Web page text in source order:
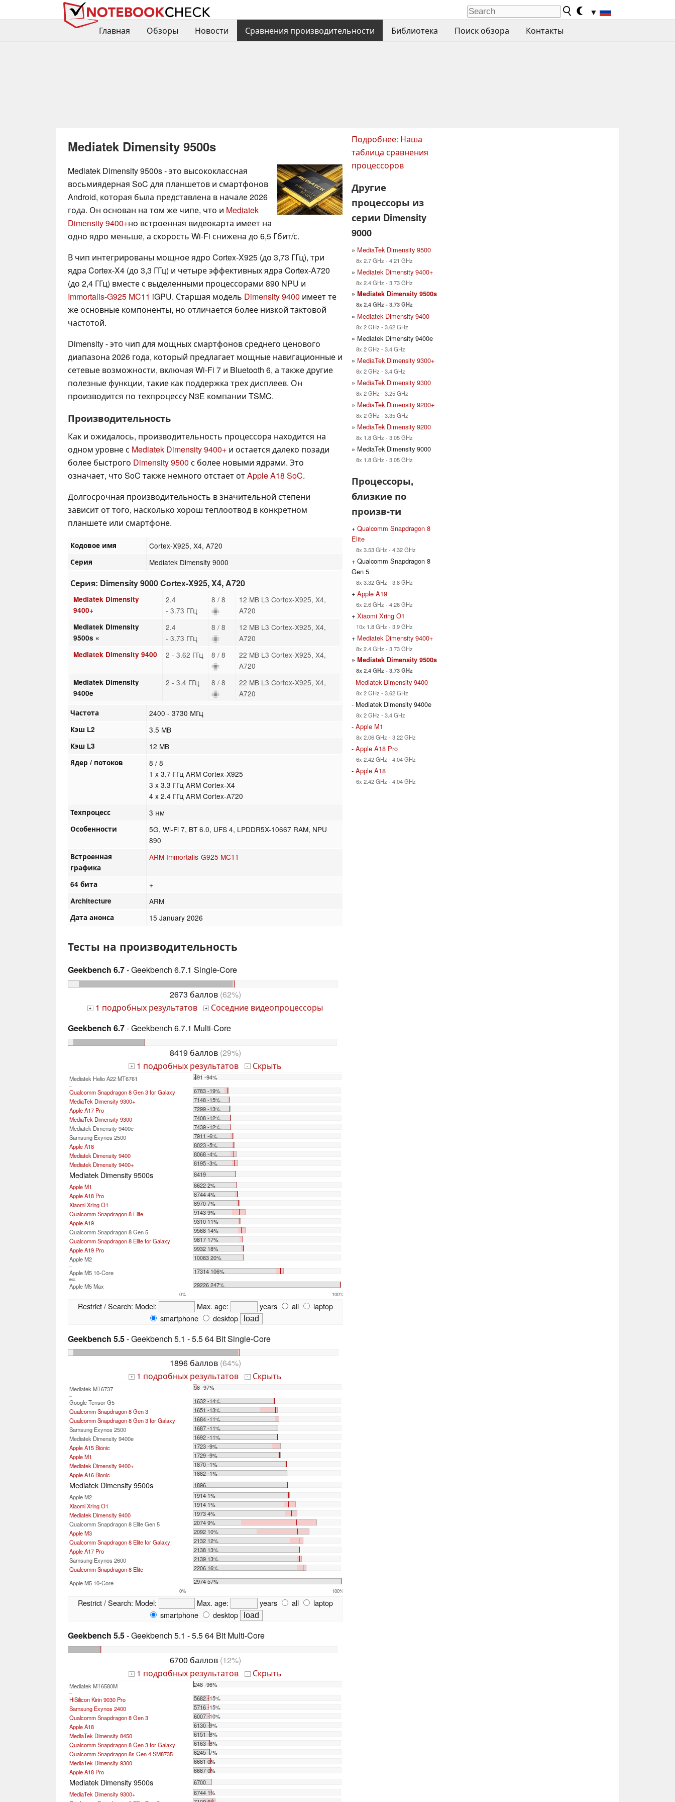
▼
Главная
Обзоры Новости Сравнения производительности Библиотека Поиск обзора Контакты
Mediatek Dimensity 9500s
Mediatek Dimensity 9500s - это высококлассная
восьмиядерная SoC для планшетов и смартфонов
Android, которая была представлена в начале 2026
года. Он основан на том же чипе, что и Mediatek
Dimensity 9400+но встроенная видеокарта имеет на
одно ядро меньше, а скорость Wi-Fi снижена до 6,5 Гбит/с.
В чип интегрированы мощное ядро Cortex-X925 (до 3,73 ГГц), три
ядра Cortex-X4 (до 3,3 ГГц) и четыре эффективных ядра Cortex-A720
(до 2,4 ГГц) вместе с выделенными процессорами 890 NPU и
Immortalis-G925 MC11 iGPU. Старшая модель Dimensity 9400 имеет те
же основные компоненты, но отличается более низкой тактовой
частотой.
Dimensity - это чип для мощных смартфонов среднего ценового
диапазона 2026 года, который предлагает мощные навигационные и
сетевые возможности, включая Wi-Fi 7 и Bluetooth 6, а также другие
полезные функции, такие как поддержка трех дисплеев. Он
производится по техпроцессу N3E компании TSMC.
Производительность
Как и ожидалось, производительность процессора находится на
одном уровне с Mediatek Dimensity 9400+ и остается далеко позади
более быстрого Dimensity 9500 с более новыми ядрами. Это
означает, что SoC также немного отстает отApple A18 SoC.
Долгосрочная производительность в значительной степени
зависит от того, насколько хорош теплоотвод в конкретном
планшете или смартфоне.
Кодовое имя Cortex-X925, X4, A720
Серия Mediatek Dimensity 9000
Серия: Dimensity 9000 Cortex-X925, X4, A720
Mediatek Dimensity
9400+
2.4
- 3.73 ГГц
8 / 8
12 MB L3 Cortex-X925, X4,
A720
Mediatek Dimensity
9500s «
2.4
- 3.73 ГГц
8 / 8
12 MB L3 Cortex-X925, X4,
A720
Mediatek Dimensity 9400 2 - 3.62 ГГц 8 / 8
22 MB L3 Cortex-X925, X4,
A720
Mediatek Dimensity
9400e
2 - 3.4 ГГц 8 / 8
22 MB L3 Cortex-X925, X4,
A720
Частота 2400 - 3730 МГц
Кэш L2 3.5 MB
Кэш L3 12 MB
Ядер / потоков
8 / 8
1 x 3.7 ГГц ARM Cortex-X925
3 x 3.3 ГГц ARM Cortex-X4
4 x 2.4 ГГц ARM Cortex-A720
Техпроцесс 3 нм
Особенности
5G, Wi-Fi 7, BT 6.0, UFS 4, LPDDR5X-10667 RAM, NPU
890
Встроенная
графика
ARM Immortalis-G925 MC11
64 бита +
Architecture ARM
Дата анонса 15 January 2026
Тесты на производительность
Geekbench 6.7- Geekbench 6.7.1 Single-Core
2673 баллов(62%)
+ 1 подробных результатов +
Соседние видеопроцессоры
Geekbench 6.7- Geekbench 6.7.1 Multi-Core
8419 баллов(29%)
+ 1 подробных результатов - Скрыть
Mediatek Helio A22 MT6761 491 -94%
Qualcomm Snapdragon 8 Gen 3 for Galaxy
6783 -19%
MediaTek Dimensity 9300+
7148 -15%
Apple A17 Pro
7299 -13%
MediaTek Dimensity 9300
7408 -12%
Mediatek Dimensity 9400e
7439 -12%
Samsung Exynos 2500
7911 -6%
Apple A18
8023 -5%
Mediatek Dimensity 9400
8068 -4%
Mediatek Dimensity 9400+
8195 -3%
Mediatek Dimensity 9500s
8419
Apple M1
8622 2%
Apple A18 Pro
8744 4%
Xiaomi Xring O1
8970 7%
Qualcomm Snapdragon 8 Elite
9143 9%
Apple A19
9310 11%
Qualcomm Snapdragon 8 Gen 5
9568 14%
Qualcomm Snapdragon 8 Elite for Galaxy
9817 17%
Apple A19 Pro
9932 18%
Apple M2
10083 20%
Apple M5 10-Core 17314 106%
max:
Apple M5 Max 29226 247%
0% 100%
Restrict / Search: Model: Max. age: years all
laptop
smartphone
desktop
Geekbench 5.5- Geekbench 5.1 - 5.5 64 Bit Single-Core
1896 баллов(64%)
+ 1 подробных результатов - Скрыть
Mediatek MT6737 58 -97%
...
Google Tensor G5
1632 -14%
Qualcomm Snapdragon 8 Gen 3
1651 -13%
Qualcomm Snapdragon 8 Gen 3 for Galaxy
1684 -11%
Samsung Exynos 2500
1687 -11%
Mediatek Dimensity 9400e
1692 -11%
Apple A15 Bionic
1723 -9%
Apple M1
1729 -9%
Mediatek Dimensity 9400+
1870 -1%
Apple A16 Bionic
1882 -1%
Mediatek Dimensity 9500s
1896
Apple M2
1914 1%
Xiaomi Xring O1
1914 1%
Mediatek Dimensity 9400
1973 4%
Qualcomm Snapdragon 8 Elite Gen 5
2074 9%
Apple M3
2092 10%
Qualcomm Snapdragon 8 Elite for Galaxy
2132 12%
Apple A17 Pro
2138 13%
Samsung Exynos 2600
2139 13%
Qualcomm Snapdragon 8 Elite
2206 16%
...
Apple M5 10-Core 2974 57%
0% 100%
Restrict / Search: Model: Max. age: years all
laptop
smartphone
desktop
Geekbench 5.5- Geekbench 5.1 - 5.5 64 Bit Multi-Core
6700 баллов(12%)
+ 1 подробных результатов - Скрыть
Mediatek MT6580M 248 -96%
...
HiSilicon Kirin 9030 Pro
5682 -15%
Samsung Exynos 2400
5716 -15%
Qualcomm Snapdragon 8 Gen 3
6007 -10%
Apple A18
6130 -9%
MediaTek Dimensity 8450
6151 -8%
Qualcomm Snapdragon 8 Gen 3 for Galaxy
6163 -8%
Qualcomm Snapdragon 8s Gen 4 SM8735
6245 -7%
MediaTek Dimensity 9300
6681 0%
Apple A18 Pro
6687 0%
Mediatek Dimensity 9500s
6700
MediaTek Dimensity 9300+
6744 1%
Подробнее: Наша
таблица сравнения
процессоров
Другие
процессоры из
серии Dimensity
9000
» MediaTek Dimensity 9500
8x 2.7 GHz - 4.21 GHz
» Mediatek Dimensity 9400+
8x 2.4 GHz - 3.73 GHz
» Mediatek Dimensity 9500s
8x 2.4 GHz - 3.73 GHz
» Mediatek Dimensity 9400
8x 2 GHz - 3.62 GHz
» Mediatek Dimensity 9400e
8x 2 GHz - 3.4 GHz
» MediaTek Dimensity 9300+
8x 2 GHz - 3.4 GHz
» MediaTek Dimensity 9300
8x 2 GHz - 3.25 GHz
» MediaTek Dimensity 9200+
8x 2 GHz - 3.35 GHz
» MediaTek Dimensity 9200
8x 1.8 GHz - 3.05 GHz
» MediaTek Dimensity 9000
8x 1.8 GHz - 3.05 GHz
Процессоры,
близкие по
произв-ти
+ Qualcomm Snapdragon 8
Elite
8x 3.53 GHz - 4.32 GHz
+ Qualcomm Snapdragon 8
Gen 5
8x 3.32 GHz - 3.8 GHz
+ Apple A19
6x 2.6 GHz - 4.26 GHz
+ Xiaomi Xring O1
10x 1.8 GHz - 3.9 GHz
+ Mediatek Dimensity 9400+
8x 2.4 GHz - 3.73 GHz
» Mediatek Dimensity 9500s
8x 2.4 GHz - 3.73 GHz
- Mediatek Dimensity 9400
8x 2 GHz - 3.62 GHz
- Mediatek Dimensity 9400e
8x 2 GHz - 3.4 GHz
- Apple M1
8x 2.06 GHz - 3.22 GHz
- Apple A18 Pro
6x 2.42 GHz - 4.04 GHz
- Apple A18
6x 2.42 GHz - 4.04 GHz